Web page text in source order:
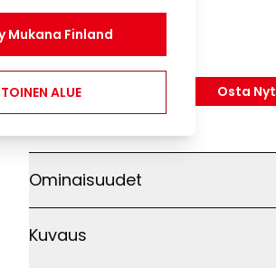
100,00 €
Pelaaminen
Osta Nyt
,
Ominaisuudet
Kuvaus
Mukana Finland
ALUE